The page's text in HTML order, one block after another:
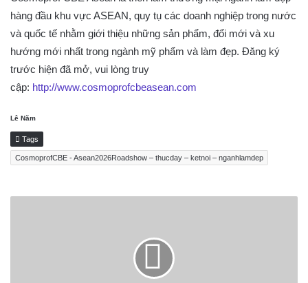
hàng đầu khu vực ASEAN, quy tụ các doanh nghiệp trong nước
và quốc tế nhằm giới thiệu những sản phẩm, đổi mới và xu
hướng mới nhất trong ngành mỹ phẩm và làm đẹp. Đăng ký
trước hiện đã mở, vui lòng truy
cập: http://www.cosmoprofcbeasean.com
Lê Năm
Tags
CosmoprofCBE - Asean2026Roadshow – thucday – ketnoi – nganhlamdep